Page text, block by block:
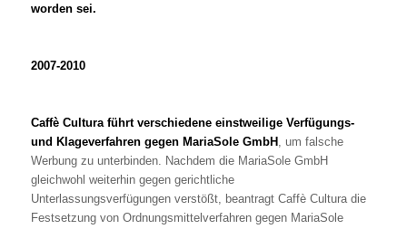
worden sei.
2007-2010
Caffè Cultura führt verschiedene einstweilige Verfügungs-
und Klageverfahren gegen MariaSole GmbH , um falsche
Werbung zu unterbinden. Nachdem die MariaSole GmbH
gleichwohl weiterhin gegen gerichtliche
Unterlassungsverfügungen verstößt, beantragt Caffè Cultura die
Festsetzung von Ordnungsmittelverfahren gegen MariaSole